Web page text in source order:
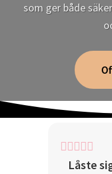
som ger både